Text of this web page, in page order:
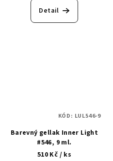
Detail
Barevný gellak Inner Light
#546, 9 ml.
510 Kč / ks
KÓD: LUL546-9